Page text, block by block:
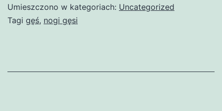
Umieszczono w kategoriach: Uncategorized
Tagi gęś, nogi gęsi